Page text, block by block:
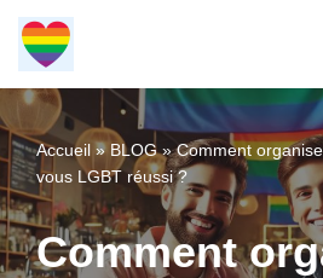
Aller
au
contenu
Accueil » BLOG»Comment
vous LGBT réussi ?
Comment